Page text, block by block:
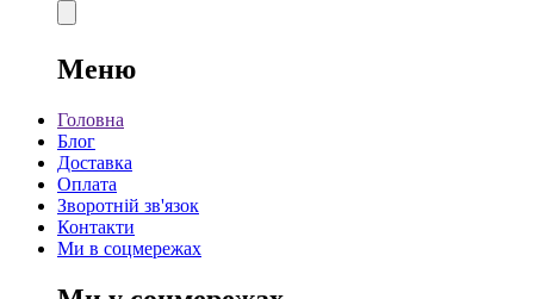
Меню
Головна
Блог
Доставка
Оплата
Зворотній зв'язок
Контакти
Ми в соцмережах